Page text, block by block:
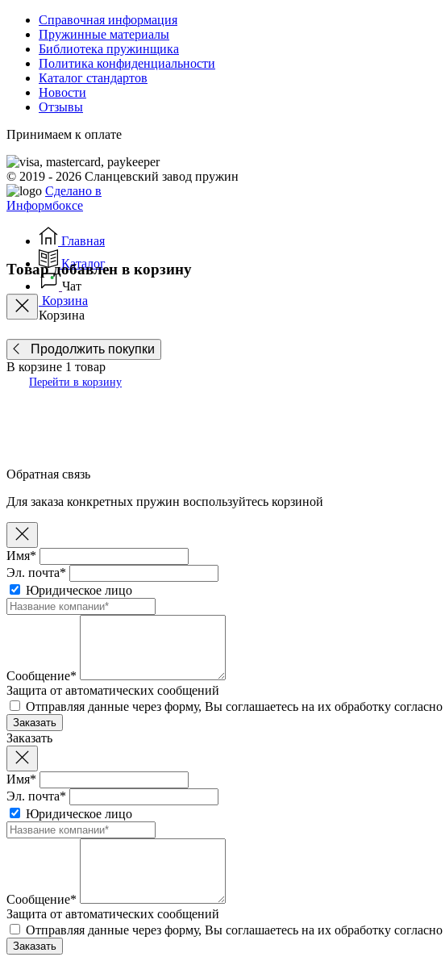
Справочная информация
Пружинные материалы
Библиотека пружинщика
Политика конфиденциальности
Каталог стандартов
Новости
Отзывы
Принимаем к оплате
© 2019 - 2026 Сланцевский завод пружин
Сделано в
Информбоксе
Главная
Каталог
Чат
Корзина
Корзина
Товар добавлен в корзину
Продолжить покупки
В корзине 1 товар
Перейти в корзину
Обратная связь
Для заказа конкретных пружин воспользуйтесь корзиной
Имя*
Эл. почта*
Юридическое лицо
Сообщение*
Защита от автоматических сообщений
Отправляя данные через форму, Вы соглашаетесь на их обработку согласно
Заказать
Имя*
Эл. почта*
Юридическое лицо
Сообщение*
Защита от автоматических сообщений
Отправляя данные через форму, Вы соглашаетесь на их обработку согласно